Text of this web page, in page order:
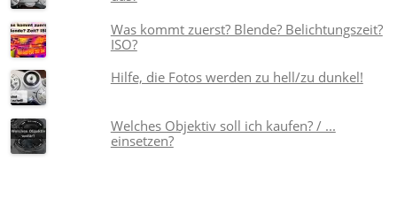
Was kommt zuerst? Blende? Belichtungszeit?
ISO?
Hilfe, die Fotos werden zu hell/zu dunkel!
Welches Objektiv soll ich kaufen? / ...
einsetzen?